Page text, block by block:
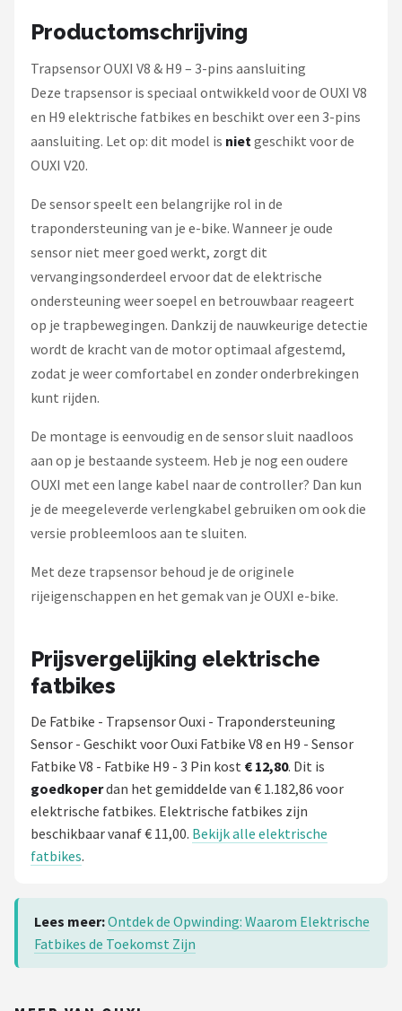
Productomschrijving
Trapsensor OUXI V8 & H9 – 3-pins aansluiting
Deze trapsensor is speciaal ontwikkeld voor de OUXI V8
en H9 elektrische fatbikes en beschikt over een 3-pins
aansluiting. Let op: dit model is nietgeschikt voor de
OUXI V20.
De sensor speelt een belangrijke rol in de
trapondersteuning van je e-bike. Wanneer je oude
sensor niet meer goed werkt, zorgt dit
vervangingsonderdeel ervoor dat de elektrische
ondersteuning weer soepel en betrouwbaar reageert
op je trapbewegingen. Dankzij de nauwkeurige detectie
wordt de kracht van de motor optimaal afgestemd,
zodat je weer comfortabel en zonder onderbrekingen
kunt rijden.
De montage is eenvoudig en de sensor sluit naadloos
aan op je bestaande systeem. Heb je nog een oudere
OUXI met een lange kabel naar de controller? Dan kun
je de meegeleverde verlengkabel gebruiken om ook die
versie probleemloos aan te sluiten.
Met deze trapsensor behoud je de originele
rijeigenschappen en het gemak van je OUXI e-bike.
Prijsvergelijking elektrische
fatbikes
De Fatbike - Trapsensor Ouxi - Trapondersteuning
Sensor - Geschikt voor Ouxi Fatbike V8 en H9 - Sensor
Fatbike V8 - Fatbike H9 - 3 Pin kost € 12,80. Dit is
goedkoperdan het gemiddelde van € 1.182,86 voor
elektrische fatbikes. Elektrische fatbikes zijn
beschikbaar vanaf € 11,00. Bekijk alle elektrische
fatbikes.
Lees meer:Ontdek de Opwinding: Waarom Elektrische
Fatbikes de Toekomst Zijn